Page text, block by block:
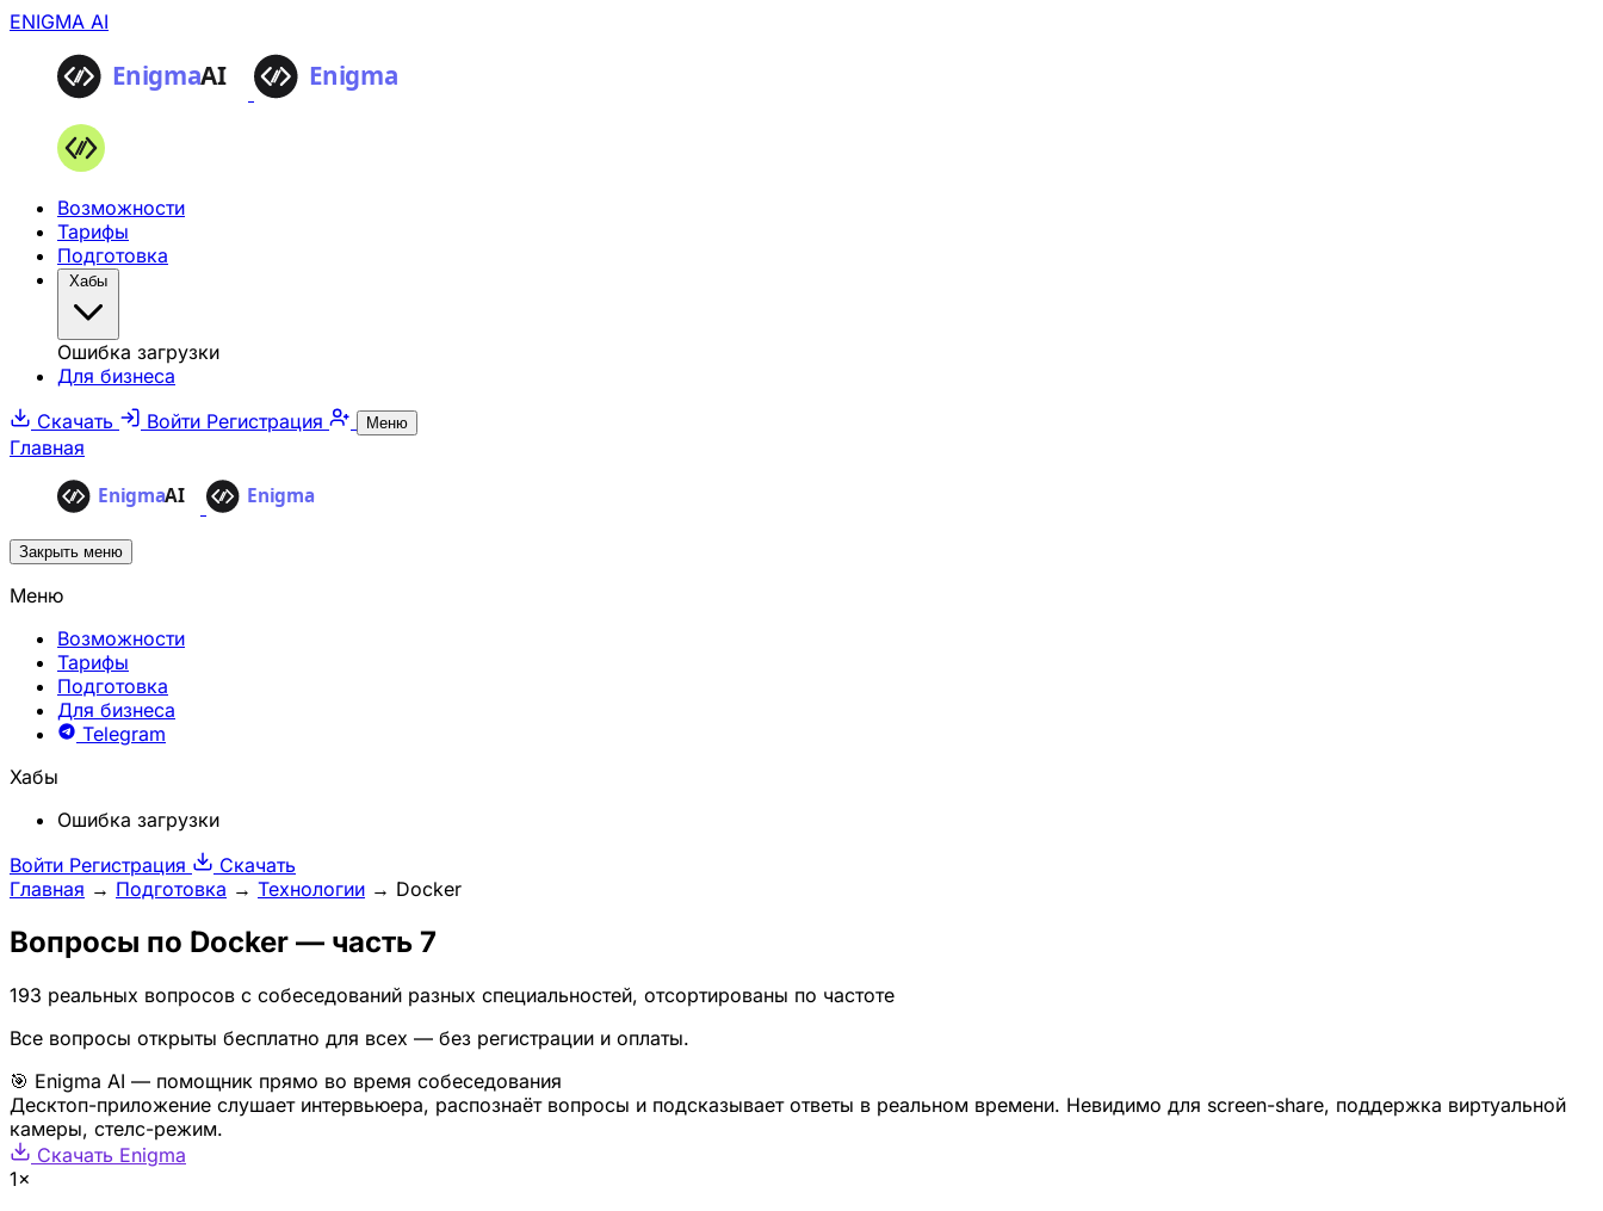
ENIGMA AI
Возможности
Тарифы
Подготовка
Хабы
Ошибка загрузки
Для бизнеса
Скачать
Войти Регистрация Меню
Главная
Закрыть меню
Меню
Возможности
Тарифы
Подготовка
Для бизнеса
Telegram
Хабы
Ошибка загрузки
Войти Регистрация
Скачать
Главная → Подготовка → Технологии → Docker
Вопросы по Docker — часть 7
193 реальных вопросов с собеседований разных специальностей, отсортированы по частоте
Все вопросы открыты бесплатно для всех — без регистрации и оплаты.
🎯 Enigma AI — помощник прямо во время собеседования
Десктоп-приложение слушает интервьюера, распознаёт вопросы и подсказывает ответы в реальном времени. Невидимо для screen-share, поддержка виртуальной
камеры, стелс-режим.
Скачать Enigma
1×